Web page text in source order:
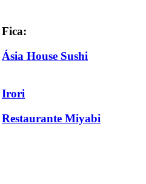
Ásia House Sushi
Irori
Restaurante Miyabi